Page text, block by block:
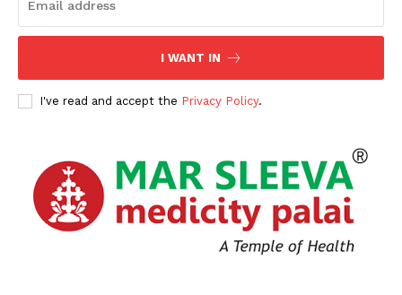
I WANT IN
I've read and accept the Privacy Policy.